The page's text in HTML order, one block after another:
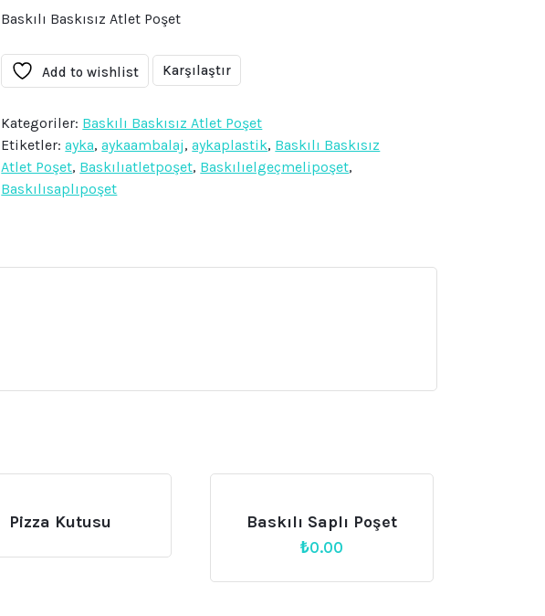
Baskılı Baskısız Atlet Poşet
Add to wishlist Karşılaştır
Kategoriler: Baskılı Baskısız Atlet Poşet
Etiketler:ayka,aykaambalaj,aykaplastik, Baskılı Baskısız
Atlet Poşet, Baskılıatletpoşet, Baskılıelgeçmelipoşet,
Baskılısaplıpoşet
Pizza Kutusu Baskılı Saplı Poşet
₺0.00